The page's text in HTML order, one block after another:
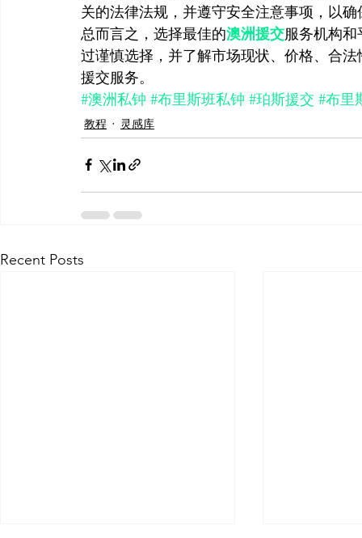
关的法律法规，并遵守安全注意事项，以
总而言之，选择最佳的澳洲援交服务机构
过谨慎选择，并了解市场现状、价格、合
援交服务。
#澳洲私钟 #布里斯班私钟 #珀斯援交 #布里
教程 灵感库
Recent Posts